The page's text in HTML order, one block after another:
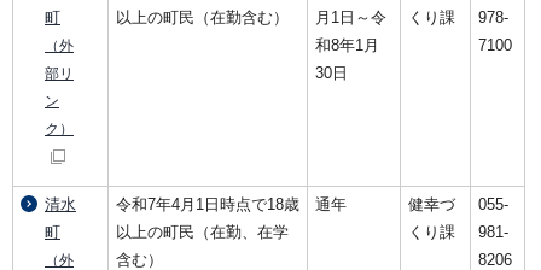
町
（外
部リ
ン
ク）
以上の町民（在勤含む）
月1日～令
和8年1月
30日
くり課
978-
7100
清水
町
（外
令和7年4月1日時点で18歳
以上の町民（在勤、在学
含む）
通年
健幸づ
くり課
055-
981-
8206